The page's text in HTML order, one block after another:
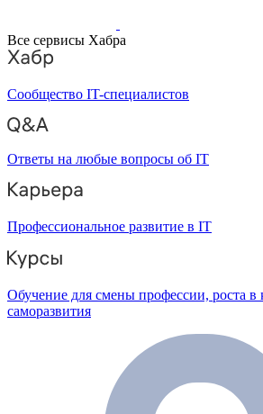
Все сервисы Хабра
Сообщество IT-специалистов
Ответы на любые вопросы об IT
Профессиональное развитие в IT
Обучение для смены профессии, роста в
саморазвития